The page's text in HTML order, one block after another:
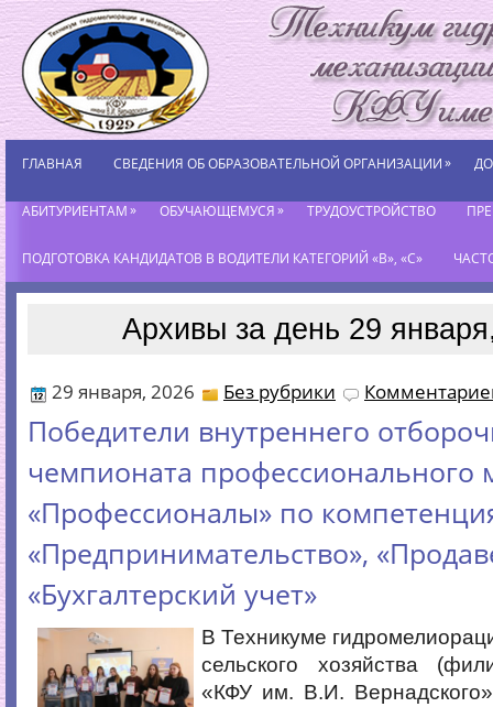
ГЛАВНАЯ СВЕДЕНИЯ ОБ ОБРАЗОВАТЕЛЬНОЙ ОРГАНИЗАЦИИ»
АБИТУРИЕНТАМ» ОБУЧАЮЩЕМУСЯ» ТРУДОУСТРОЙСТВО
ПОДГОТОВКА КАНДИДАТОВ В ВОДИТЕЛИ КАТЕГОРИЙ «В», «С»
Архивы за день 29
29 января, 2026 Без рубрики
Победители внутреннего
чемпионата профессионального
«Профессионалы» по
«Предпринимательство»,
«Бухгалтерский учет»
В Техникуме
сельского хозяйства
«КФУ им. В.И.